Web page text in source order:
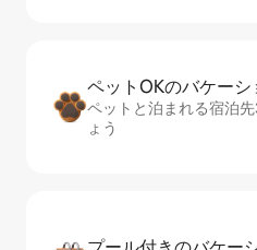
ペットOKのバ⁠ケ⁠ー⁠
ペットと泊まれる宿泊
ょう